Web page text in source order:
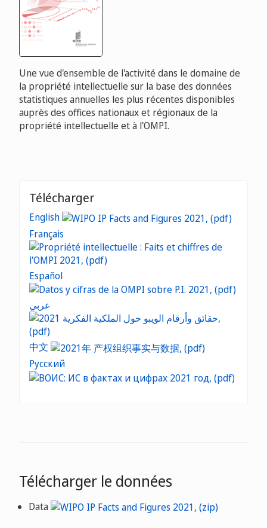
Une vue d'ensemble de l'activité dans le domaine de
la propriété intellectuelle sur la base des données
statistiques annuelles les plus récentes disponibles
auprès des offices nationaux et régionaux de la
propriété intellectuelle et à l'OMPI.
Télécharger
English
Français
Español
عربي
中文
Русский
Télécharger le données
Data